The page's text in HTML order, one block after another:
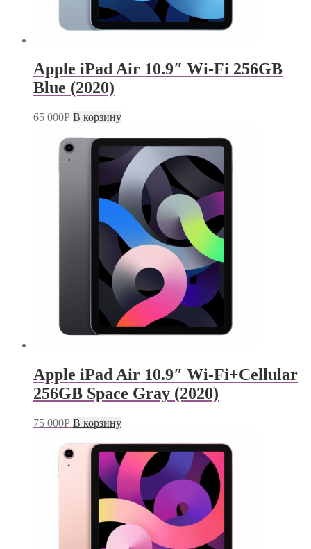
Apple iPad Air 10.9″ Wi-Fi 256GB
Blue (2020)
65 000Р В корзину
Apple iPad Air 10.9″ Wi-Fi+Cellular
256GB Space Gray (2020)
75 000Р В корзину